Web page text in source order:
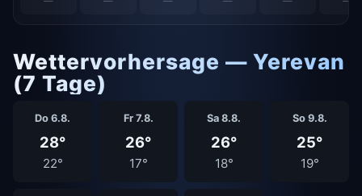
Wettervorhersage — Yerevan
(7 Tage)
Do 6.8.
28°
22°
Fr 7.8.
26°
17°
Sa 8.8.
26°
18°
So 9.8.
25°
19°